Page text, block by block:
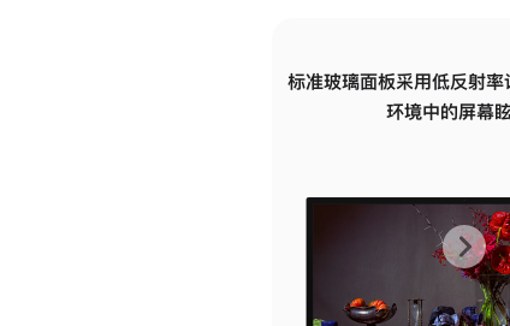
标准玻璃面板采用低反射率
环境中的屏幕眩
上
一
下
一